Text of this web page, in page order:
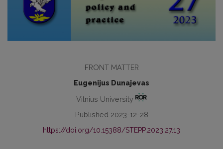
FRONT MATTER
Eugenijus Dunajevas
Vilnius University
Published 2023-12-28
https://doi.org/10.15388/STEPP.2023.27.13